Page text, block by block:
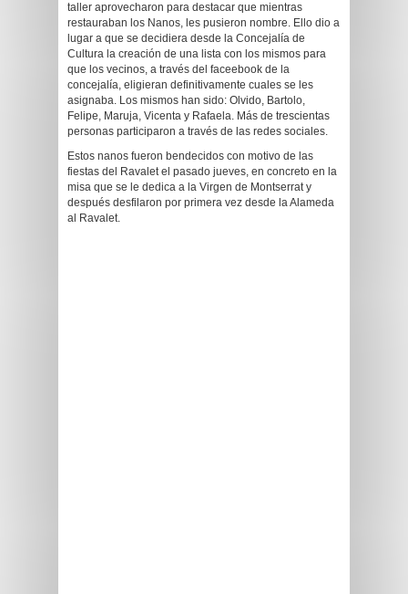
taller aprovecharon para destacar que mientras
restauraban los Nanos, les pusieron nombre. Ello dio a
lugar a que se decidiera desde la Concejalía de
Cultura la creación de una lista con los mismos para
que los vecinos, a través del faceebook de la
concejalía, eligieran definitivamente cuales se les
asignaba. Los mismos han sido: Olvido, Bartolo,
Felipe, Maruja, Vicenta y Rafaela. Más de trescientas
personas participaron a través de las redes sociales.
Estos nanos fueron bendecidos con motivo de las
fiestas del Ravalet el pasado jueves, en concreto en la
misa que se le dedica a la Virgen de Montserrat y
después desfilaron por primera vez desde la Alameda
al Ravalet.